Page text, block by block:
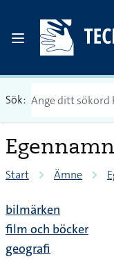
Sök:
Egennamn
Start Ämne
bilmärken
film och böcker
geografi